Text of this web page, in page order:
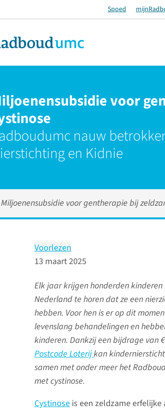
Spoed
voor
nauw
en Kidnie
Miljoenensubsidie voor gentherapie bij
Voorlezen
13 maart 2025
Elk jaar krijgen honderden kinderen
Nederland te horen dat ze een
hebben. Voor hen is er op dit
levenslang behandelingen en
kinderen. Dankzij een bijdrage van
Postcode Loterijkan
samen met onder meer het
met cystinose.
Cystinose is een zeldzame